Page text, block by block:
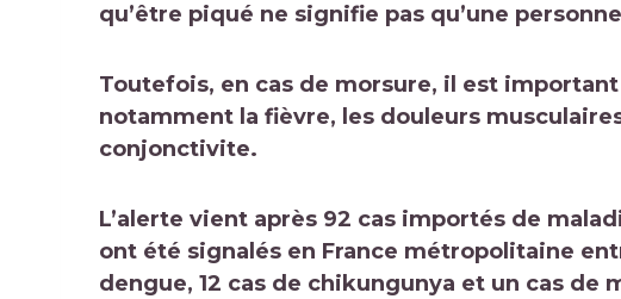
qu’être piqué ne signifie pas qu’une
Toutefois, en cas de morsure, il est
notamment la fièvre, les douleurs
conjonctivite.
L’alerte vient après 92 cas importés de
ont été signalés en France métropolitaine
dengue, 12 cas de chikungunya et un cas de